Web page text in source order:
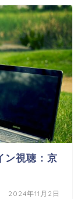
ン視聴：京
2024年11月2日